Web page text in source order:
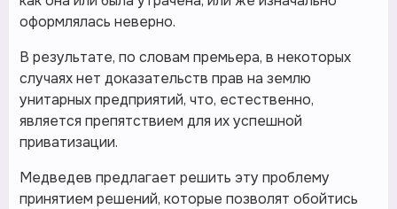
оформлялась неверно.
В результате, по словам премьера, в некоторых
случаях нет доказательств прав на землю
унитарных предприятий, что, естественно,
является препятствием для их успешной
приватизации.
Медведев предлагает решить эту проблему
принятием решений, которые позволят обойтись